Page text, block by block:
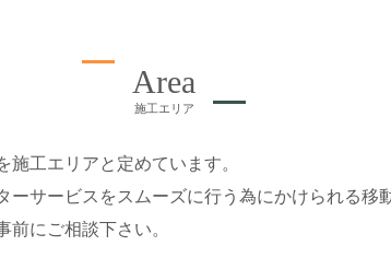
Area
施工エリア
工エリアと定めています。
サービスをスムーズに行う為にかけられる移
にご相談下さい。